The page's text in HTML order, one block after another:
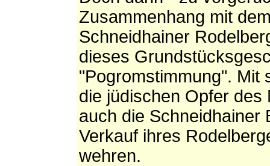
Zusammenhang mit
Schneidhainer
dieses
"Pogromstimmung". Mit
die jüdischen Opfer des
auch die Schneidhainer
Verkauf ihres
wehren.